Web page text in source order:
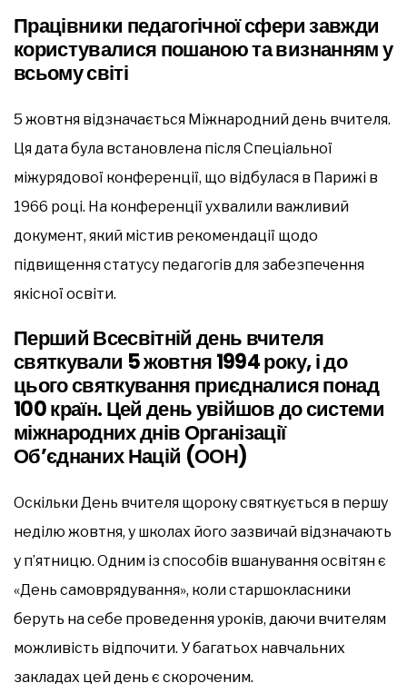
Працівники педагогічної сфери завжди
користувалися пошаною та визнанням у
всьому світі
5 жовтня відзначається Міжнародний день вчителя.
Ця дата була встановлена після Спеціальної
міжурядової конференції, що відбулася в Парижі в
1966 році. На конференції ухвалили важливий
документ, який містив рекомендації щодо
підвищення статусу педагогів для забезпечення
якісної освіти.
Перший Всесвітній день вчителя
святкували 5 жовтня 1994 року, і до
цього святкування приєдналися понад
100 країн. Цей день увійшов до системи
міжнародних днів Організації
Об’єднаних Націй (ООН)
Оскільки День вчителя щороку святкується в першу
неділю жовтня, у школах його зазвичай відзначають
у п’ятницю. Одним із способів вшанування освітян є
«День самоврядування», коли старшокласники
беруть на себе проведення уроків, даючи вчителям
можливість відпочити. У багатьох навчальних
закладах цей день є скороченим.